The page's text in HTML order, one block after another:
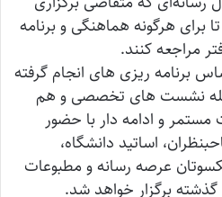
هرگونه هماهنگی و برنامه
مراجعه کنند.
برنامه ریزی های انجام گرفته
نشست های تخصصی و هم
مستمر و ادامه دار با حضور
اساتید دانشگاه،
عرصه رسانه و مطبوعات
برگزار خواهد شد.